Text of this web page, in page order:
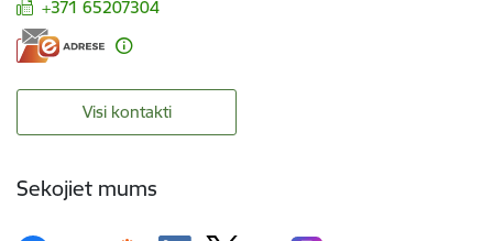
+371 65207304
Visi kontakti
Sekojiet mums